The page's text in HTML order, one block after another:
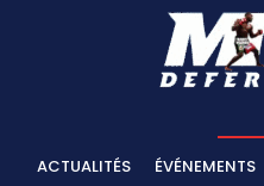
ACTUALITÉS ÉVÉNEMENTS